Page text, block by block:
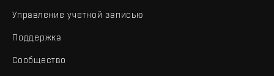
Управление учетной записью
Поддержка
Сообщество